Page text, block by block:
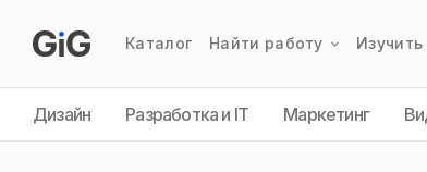
Каталог Найти работу Изучить
Дизайн Разработка и IT Маркетинг